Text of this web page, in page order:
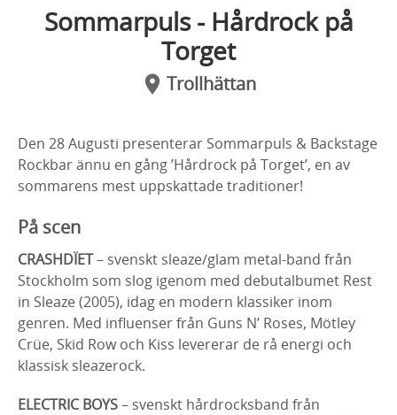
Sommarpuls - Hårdrock på
Torget
Trollhättan
Den 28 Augusti presenterar Sommarpuls & Backstage
Rockbar ännu en gång ’Hårdrock på Torget’, en av
sommarens mest uppskattade traditioner!
På scen
CRASHDÏET– svenskt sleaze/glam metal-band från
Stockholm som slog igenom med debutalbumet Rest
in Sleaze (2005), idag en modern klassiker inom
genren. Med influenser från Guns N’ Roses, Mötley
Crüe, Skid Row och Kiss levererar de rå energi och
klassisk sleazerock.
ELECTRIC BOYS– svenskt hårdrocksband från